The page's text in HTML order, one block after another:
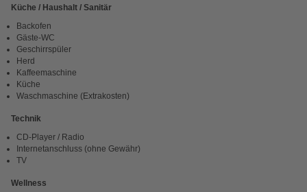
Küche / Haushalt / Sanitär
Backofen
Gäste-WC
Geschirrspüler
Herd
Kaffeemaschine
Küche
Waschmaschine (Extrakosten)
Technik
CD-Player / Radio
Internetanschluss (ohne Gewähr)
TV
Wellness